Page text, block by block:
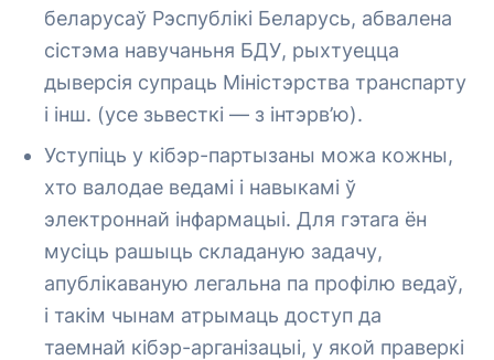
беларусаў Рэспублікі Беларусь, абвалена
сістэма навучаньня БДУ, рыхтуецца
дыверсія супраць Міністэрства транспарту
і інш. (усе зьвесткі — з інтэрв’ю).
Уступіць у кібэр-партызаны можа кожны,
хто валодае ведамі і навыкамі ў
электроннай інфармацыі. Для гэтага ён
мусіць рашыць складаную задачу,
апублікаваную легальна па профілю ведаў,
і такім чынам атрымаць доступ да
таемнай кібэр-арганізацыі, у якой праверкі